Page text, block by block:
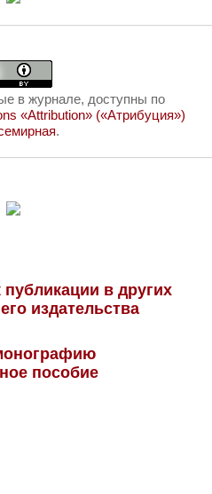
в журнале, доступны по
«Attribution» («Атрибуция»)
.
в других
издательства
пособие